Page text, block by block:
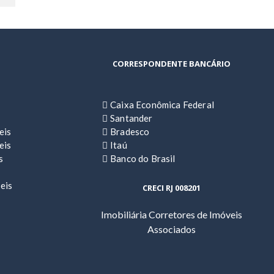
CORRESPONDENTE BANCÁRIO
Caixa Econômica Federal
Santander
Bradesco
Itaú
Banco do Brasil
CRECI RJ 008201
Imobiliária Corretores de Imóveis
Associados